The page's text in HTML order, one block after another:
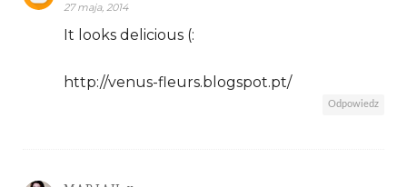
27 maja, 2014
It looks delicious (:
http://venus-fleurs.blogspot.pt/
Odpowiedz